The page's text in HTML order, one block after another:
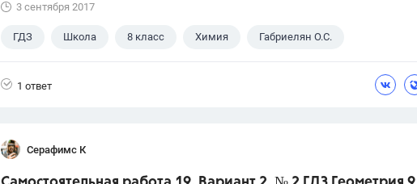
3 сентября 2017
ГДЗ Школа 8 класс Химия Габриелян О.С.
1 ответ
Серафимс К